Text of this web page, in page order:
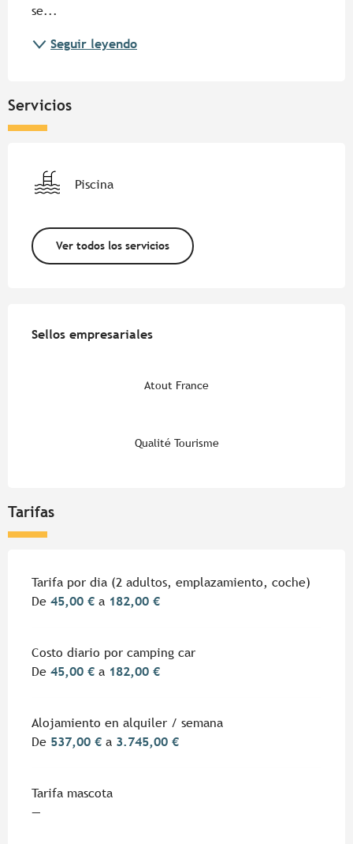
se...
Seguir leyendo
Servicios
Piscina
Ver todos los servicios
Sellos empresariales
Sellos empresariales
Atout France
Qualité Tourisme
Tarifas
Tarifas 2026
Tarifa por dia (2 adultos, emplazamiento, coche)
De 45,00 € a 182,00 €
Costo diario por camping car
De 45,00 € a 182,00 €
Alojamiento en alquiler / semana
De 537,00 € a 3.745,00 €
Tarifa mascota
—